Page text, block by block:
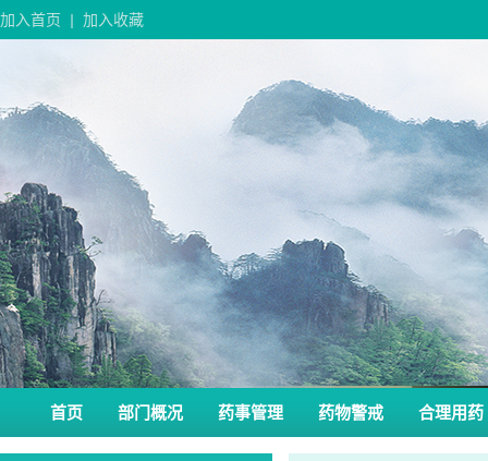
加入首页 | 加入收藏
首页 部门概况 药事管理 药物警戒 合理用药